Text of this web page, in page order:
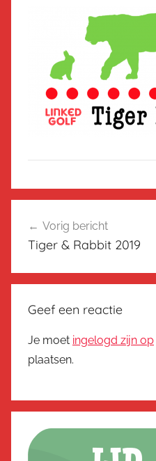
navigatie
Vorig bericht
Tiger & Rabbit 2019
Geef een reactie
Je moet ingelogd zijn op
plaatsen.